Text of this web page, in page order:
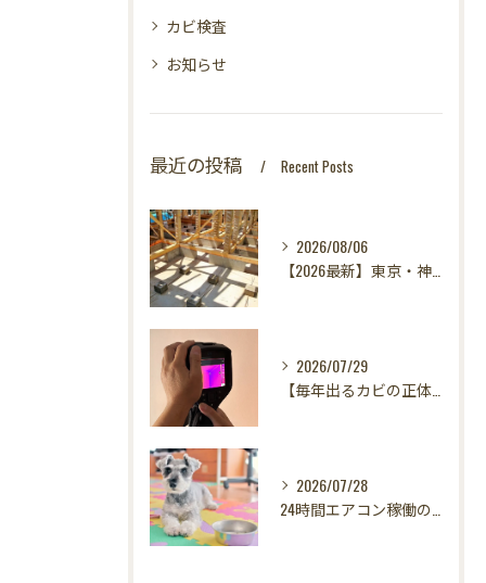
カビ検査
お知らせ
最近の投稿 Recent Posts
2026/08/06
2026/07/29
2026/07/28